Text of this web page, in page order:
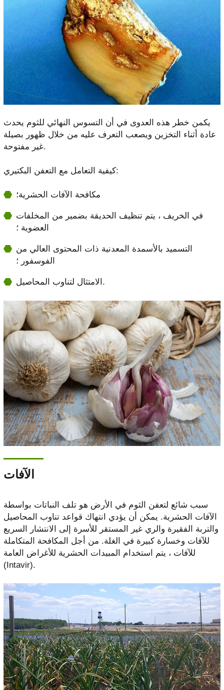
يكمن خطر هذه العدوى في أن التسوس النهائي للثوم يحدث
عادة أثناء التخزين ويصعب التعرف عليه من خلال ظهور بصيلة
غير مفتوحة.
كيفية التعامل مع التعفن البكتيري:
مكافحة الآفات الحشرية؛
في الخريف ، يتم تنظيف الحديقة بضمير من المخلفات
العضوية ؛
التسميد بالأسمدة المعدنية ذات المحتوى العالي من
الفوسفور ؛
الامتثال لتناوب المحاصيل.
الآفات
سبب شائع لتعفن الثوم في الأرض هو تلف النباتات بواسطة
الآفات الحشرية. يمكن أن يؤدي انتهاك قواعد تناوب المحاصيل
والتربة الفقيرة والري غير المستقر للأسرة إلى الانتشار السريع
للآفات وخسارة كبيرة في الغلة. من أجل المكافحة المتكاملة
للآفات ، يتم استخدام المبيدات الحشرية للأغراض العامة
(Intavir).